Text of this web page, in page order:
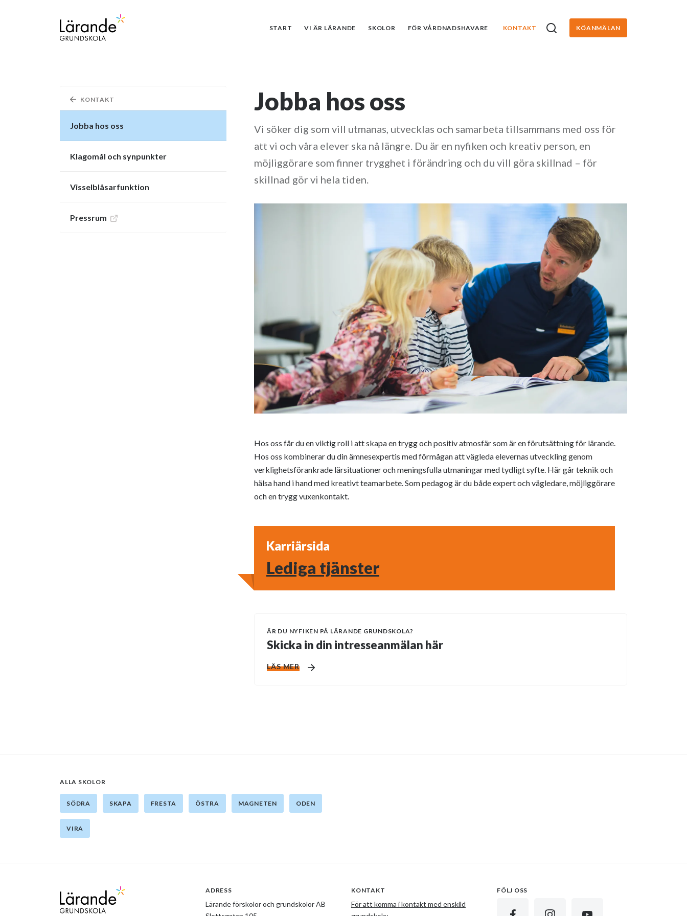
Lärande grundskola
START VI ÄR LÄRANDE SKOLOR FÖR VÅRDNADSHAVARE KONTAKT KÖANMÄLAN
KONTAKT
Jobba hos oss
Klagomål och synpunkter
Visselblåsarfunktion
Pressrum
Jobba hos oss
Vi söker dig som vill utmanas, utvecklas och samarbeta tillsammans med oss för
att vi och våra elever ska nå längre. Du är en nyfiken och kreativ person, en
möjliggörare som finner trygghet i förändring och du vill göra skillnad – för
skillnad gör vi hela tiden.
Hos oss får du en viktig roll i att skapa en trygg och positiv atmosfär som är en förutsättning för lärande.
Hos oss kombinerar du din ämnesexpertis med förmågan att vägleda elevernas utveckling genom
verklighetsförankrade lärsituationer och meningsfulla utmaningar med tydligt syfte. Här går teknik och
hälsa hand i hand med kreativt teamarbete. Som pedagog är du både expert och vägledare, möjliggörare
och en trygg vuxenkontakt.
Karriärsida
Lediga tjänster
ÄR DU NYFIKEN PÅ LÄRANDE GRUNDSKOLA?
Skicka in din intresseanmälan här
LÄS MER
ALLA SKOLOR
SÖDRA SKAPA FRESTA ÖSTRA MAGNETEN ODEN
VIRA
Lärande grundskola ADRESS
Lärande förskolor och grundskolor AB
KONTAKT
För att komma i kontakt med enskild
FÖLJ OSS
FACEBOOKINSTAGRAMYOUTUBE